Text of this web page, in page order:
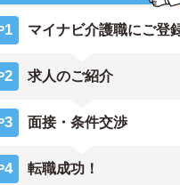
1 マイナビ介護職にご登
2 求人のご紹介
3 面接・条件交渉
4 転職成功！